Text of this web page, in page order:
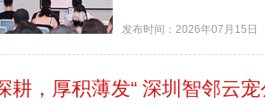
发布时间：2026年07月15日
耕，厚积薄发“ 深圳智邻云